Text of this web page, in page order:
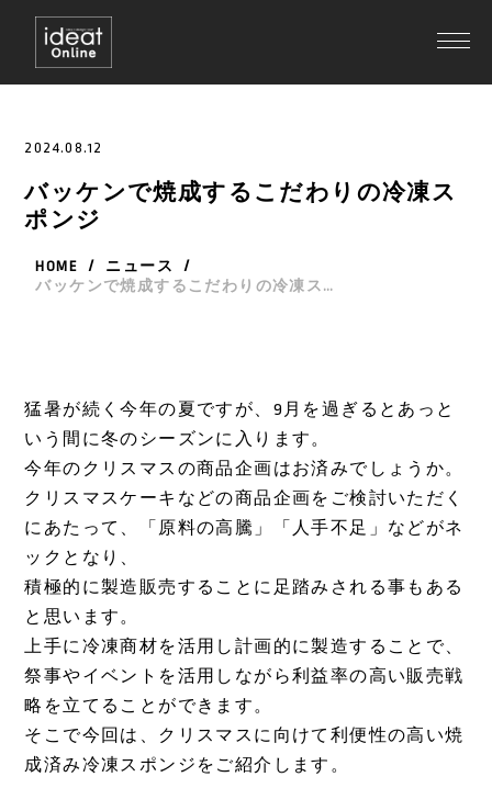
2024.08.12
バッケンで焼成するこだわりの冷凍ス
ポンジ
HOME / ニュース
/
バッケンで焼成するこだわりの冷凍スポンジ
猛暑が続く今年の夏ですが、9月を過ぎるとあっと
いう間に冬のシーズンに入ります。
今年のクリスマスの商品企画はお済みでしょうか。
クリスマスケーキなどの商品企画をご検討いただく
にあたって、「原料の高騰」「人手不足」などがネ
ックとなり、
積極的に製造販売することに足踏みされる事もある
と思います。
上手に冷凍商材を活用し計画的に製造することで、
祭事やイベントを活用しながら利益率の高い販売戦
略を立てることができます。
そこで今回は、クリスマスに向けて利便性の高い焼
成済み冷凍スポンジをご紹介します。